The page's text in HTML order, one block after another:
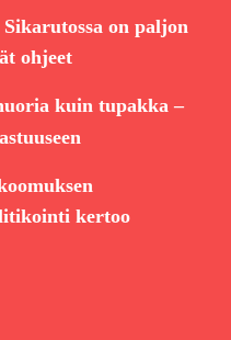
on paljon
ohjeet
kuin tupakka –
kertoo